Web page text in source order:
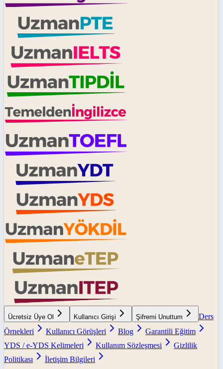
Ücretsiz Üye Ol Kullanıcı Girişi Şifremi Unuttum
Ders
Örnekleri
Kullanıcı Görüşleri Blog
Garantili Eğitim
YDS / e-YDS Kelimeleri
Kullanım Sözleşmesi
Gizlilik
Politikası
İletişim Bilgileri